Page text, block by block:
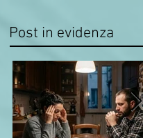
Post in evidenza